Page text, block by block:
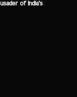
of India's